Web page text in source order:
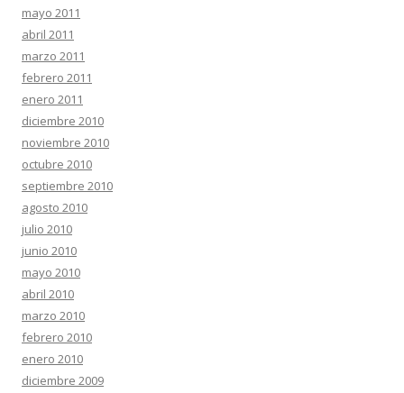
mayo 2011
abril 2011
marzo 2011
febrero 2011
enero 2011
diciembre 2010
noviembre 2010
octubre 2010
septiembre 2010
agosto 2010
julio 2010
junio 2010
mayo 2010
abril 2010
marzo 2010
febrero 2010
enero 2010
diciembre 2009